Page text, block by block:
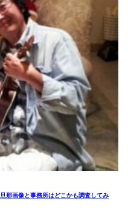
那画像と事務所はどこかも調査してみ